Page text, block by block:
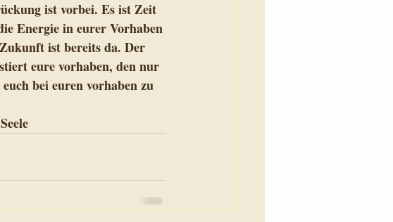
ist vorbei. Es ist Zeit
Energie in eurer Vorhaben
ist bereits da. Der
eure vorhaben, den nur
bei euren vorhaben zu